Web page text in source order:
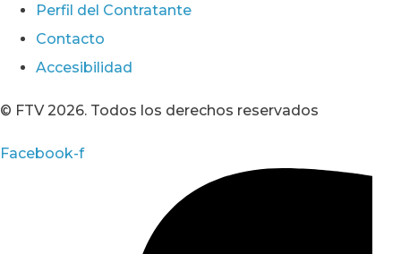
Perfil del Contratante
Contacto
Accesibilidad
© FTV 2026. Todos los derechos reservados
Facebook-f